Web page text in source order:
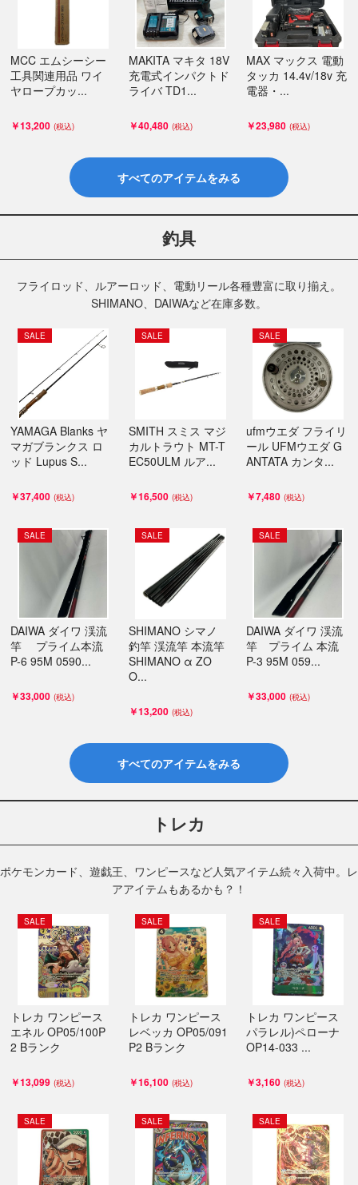
MCC エムシーシー
工具関連用品 ワイ
ヤロープカッ...
￥13,200
MAKITA マキタ 18V
充電式インパクトド
ライバ TD1...
￥40,480
MAX マックス 電動
タッカ 14.4v/18v 充
電器・...
￥23,980
すべてのアイテムをみる
釣具
フライロッド、ルアーロッド、電動リール各種豊富に取り揃え。
SHIMANO、DAIWAなど在庫多数。
SALE
YAMAGA Blanks ヤ
マガブランクス ロ
ッド Lupus S...
￥37,400
SALE
SMITH スミス マジ
カルトラウト MT-T
EC50ULM ルア...
￥16,500
SALE
ufmウエダ フライリ
ール UFMウエダ G
ANTATA カンタ...
￥7,480
SALE
DAIWA ダイワ 渓流
竿 プライム本流
P-6 95M 0590...
￥33,000
SALE
SHIMANO シマノ
釣竿 渓流竿 本流竿
SHIMANO α ZO
O...
￥13,200
SALE
DAIWA ダイワ 渓流
竿 プライム 本流
P-3 95M 059...
￥33,000
すべてのアイテムをみる
トレカ
ポケモンカード、遊戯王、ワンピースなど人気アイテム続々入荷中。レ
アアイテムもあるかも？！
SALE
トレカ ワンピース
エネル OP05/100P
2 Bランク
￥13,099
SALE
トレカ ワンピース
レベッカ OP05/091
P2 Bランク
￥16,100
SALE
トレカ ワンピース
パラレル)ペローナ
OP14-033 ...
￥3,160
SALE SALE SALE